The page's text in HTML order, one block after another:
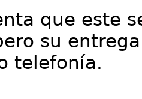
que este
su
telefonía.